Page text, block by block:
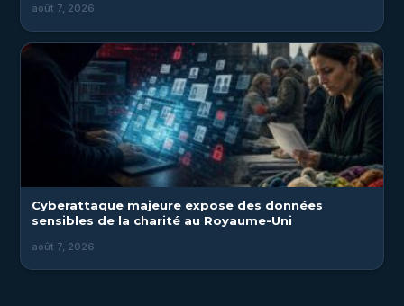
août 7, 2026
Cyberattaque majeure expose des données
sensibles de la charité au Royaume-Uni
août 7, 2026